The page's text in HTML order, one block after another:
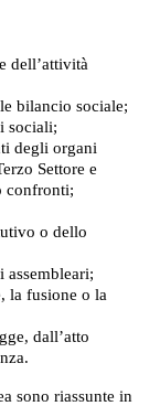
dell’attività
bilancio sociale;
sociali;
degli organi
Settore e
confronti;
o dello
assembleari;
la fusione o la
dall’atto
sono riassunte in